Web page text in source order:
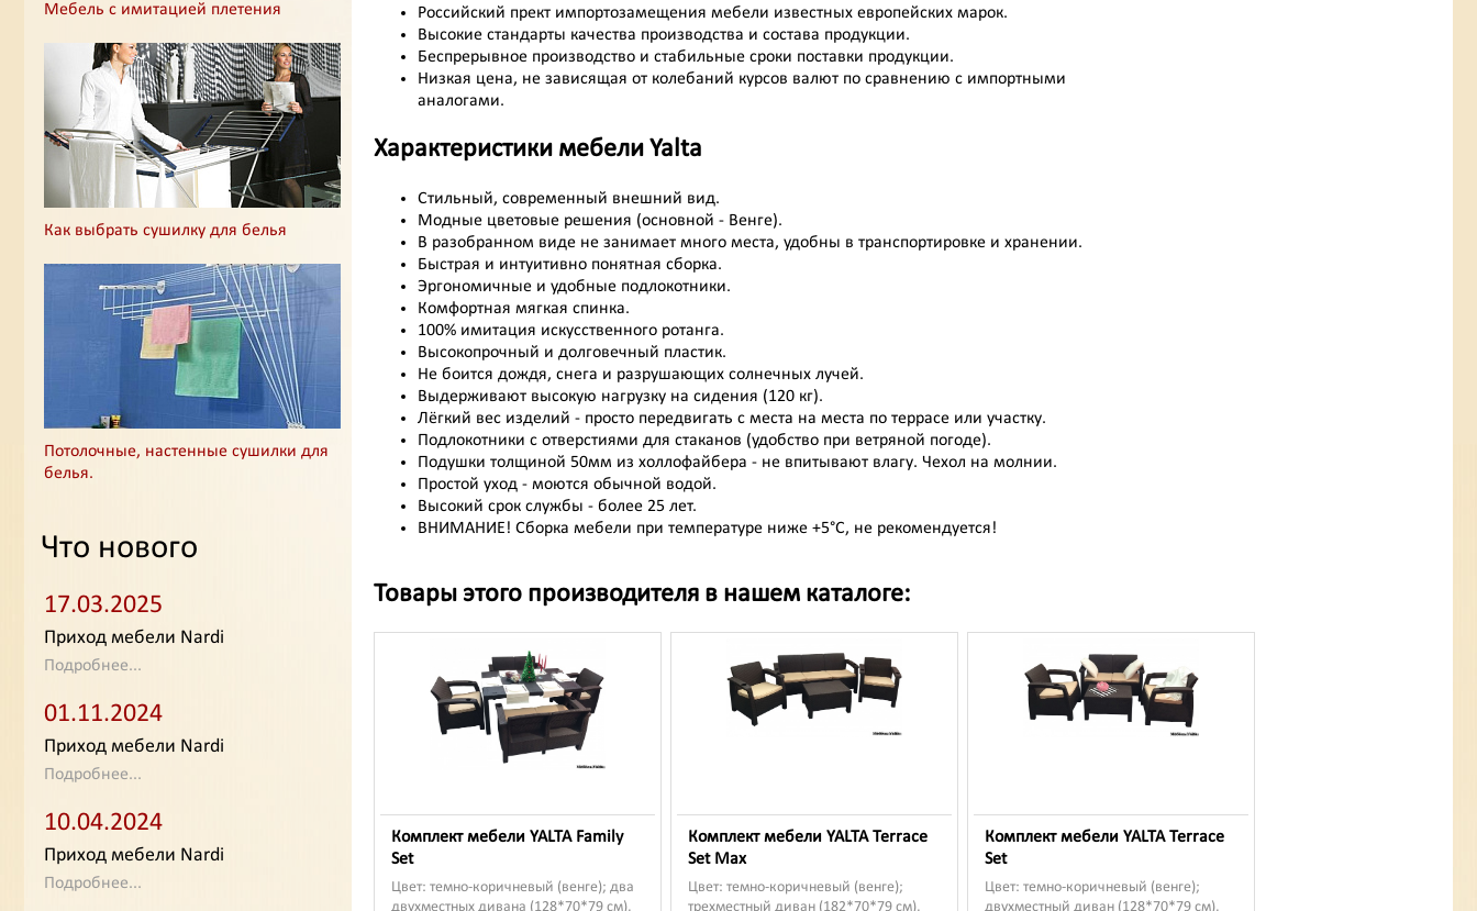
Мебель с имитацией плетения
Как выбрать сушилку для белья
Потолочные, настенные сушилки для
белья.
Что нового
17.03.2025
Приход мебели Nardi
Подробнее...
01.11.2024
Приход мебели Nardi
Подробнее...
10.04.2024
Приход мебели Nardi
Подробнее...
Российский прект импортозамещения мебели известных европейских марок.
Высокие стандарты качества производства и состава продукции.
Беспрерывное производство и стабильные сроки поставки продукции.
Низкая цена, не зависящая от колебаний курсов валют по сравнению с импортными
аналогами.
Характеристики мебели Yalta
Стильный, современный внешний вид.
Модные цветовые решения (основной - Венге).
В разобранном виде не занимает много места, удобны в транспортировке и хранении.
Быстрая и интуитивно понятная сборка.
Эргономичные и удобные подлокотники.
Комфортная мягкая спинка.
100% имитация искусственного ротанга.
Высокопрочный и долговечный пластик.
Не боится дождя, снега и разрушающих солнечных лучей.
Выдерживают высокую нагрузку на сидения (120 кг).
Лёгкий вес изделий - просто передвигать с места на места по террасе или участку.
Подлокотники с отверстиями для стаканов (удобство при ветряной погоде).
Подушки толщиной 50мм из холлофайбера - не впитывают влагу. Чехол на молнии.
Простой уход - моются обычной водой.
Высокий срок службы - более 25 лет.
ВНИМАНИЕ! Сборка мебели при температуре ниже +5°C, не рекомендуется!
Товары этого производителя в нашем каталоге:
Комплект мебели YALTA Family
Set
Цвет: темно-коричневый (венге); два
двухместных дивана (128*70*79 см),
Комплект мебели YALTA Terrace
Set Max
Цвет: темно-коричневый (венге);
трехместный диван (182*70*79 см),
Комплект мебели YALTA Terrace
Set
Цвет: темно-коричневый (венге);
двухместный диван (128*70*79 см),